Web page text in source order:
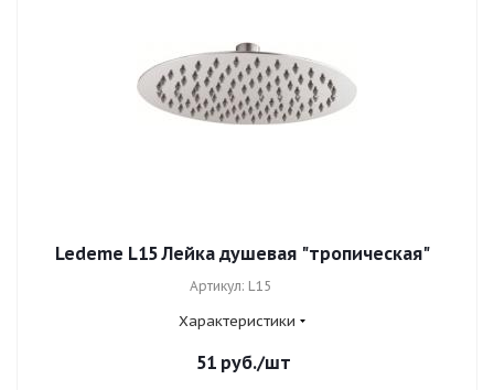
Ledeme L15 Лейка душевая "тропическая"
Артикул: L15
Характеристики
51руб./шт